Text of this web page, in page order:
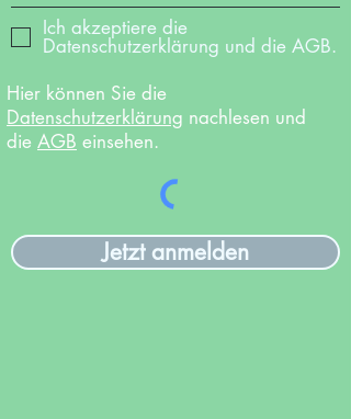
Ich akzeptiere die
Datenschutzerklärung und die AGB.
Hier können Sie die
Datenschutzerklärung nachlesen und
die AGB einsehen.
Jetzt anmelden